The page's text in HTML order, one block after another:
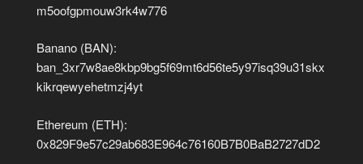
m5oofgpmouw3rk4w776
Banano (BAN):
ban_3xr7w8ae8kbp9bg5f69mt6d56te5y97isq39u31skx
kikrqewyehetmzj4yt
Ethereum (ETH):
0x829F9e57c29ab683E964c76160B7B0BaB2727dD2